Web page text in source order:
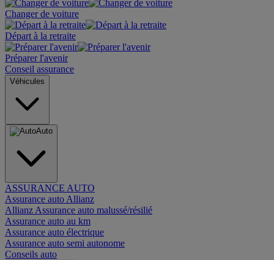
Changer de voiture
Départ à la retraite
Préparer l'avenir
Conseil assurance
Véhicules
Auto
ASSURANCE AUTO
Assurance auto Allianz
Allianz Assurance auto malussé/résilié
Assurance auto au km
Assurance auto électrique
Assurance auto semi autonome
Conseils auto